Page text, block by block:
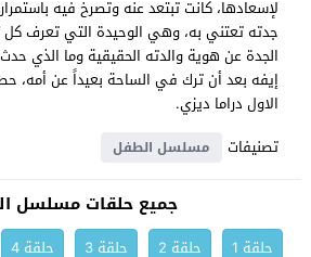
لإسعادها، كانت تبتعد عنه وتصرخ فيه
جدته تعتني به، وهي الوحيدة التي تعرف كل
الجدة عن هوية والدته الحقيقية وما الذي
إيفه بعد أن ترك في الساحة بعيداً عن أمه،
الاول دراما ديزي.
تصنيفات
مسلسل الطفل
جميع حلقات مسلسل
حلقة 1 حلقة 2 حلقة 3 حلقة 4